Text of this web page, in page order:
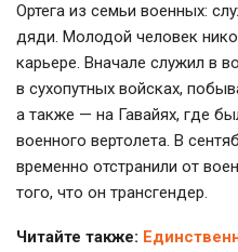
Ортега из семьи военных:
дяди. Молодой человек
карьере. Вначале служил в
в сухопутных войсках,
а также — на Гавайях, где
военного вертолета. В
временно отстранили от
того, что он трансгендер.
Читайте также: